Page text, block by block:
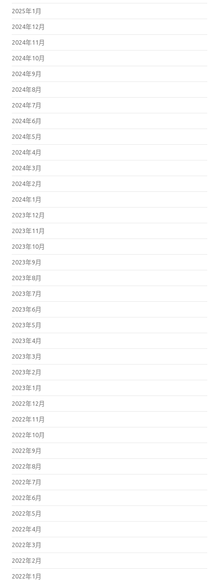
2025年1月
2024年12月
2024年11月
2024年10月
2024年9月
2024年8月
2024年7月
2024年6月
2024年5月
2024年4月
2024年3月
2024年2月
2024年1月
2023年12月
2023年11月
2023年10月
2023年9月
2023年8月
2023年7月
2023年6月
2023年5月
2023年4月
2023年3月
2023年2月
2023年1月
2022年12月
2022年11月
2022年10月
2022年9月
2022年8月
2022年7月
2022年6月
2022年5月
2022年4月
2022年3月
2022年2月
2022年1月